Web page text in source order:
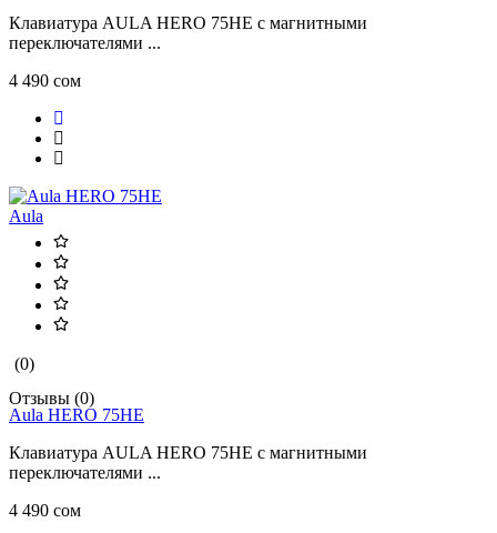
Клавиатура AULA HERO 75HE с магнитными
переключателями ...
4 490 сом
Aula
(0)
Отзывы (0)
Aula HERO 75HE
Клавиатура AULA HERO 75HE с магнитными
переключателями ...
4 490 сом